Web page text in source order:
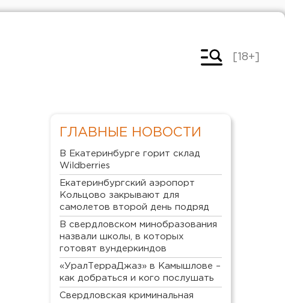
[18+]
ГЛАВНЫЕ НОВОСТИ
В Екатеринбурге горит склад
Wildberries
Екатеринбургский аэропорт
Кольцово закрывают для
самолетов второй день подряд
В свердловском минобразования
назвали школы, в которых
готовят вундеркиндов
«УралТерраДжаз» в Камышлове –
как добраться и кого послушать
Свердловская криминальная